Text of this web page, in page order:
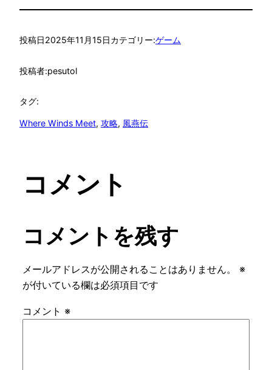
投稿日2025年11月15日カテゴリー:ゲーム
投稿者:pesutol
タグ:
Where Winds Meet, 攻略, 風燕伝
コメント
コメントを残す
メールアドレスが公開されることはありません。
※
が付いている欄は必須項目です
コメント ※